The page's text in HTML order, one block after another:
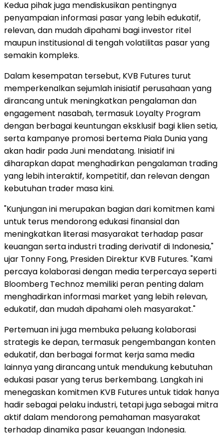
Kedua pihak juga mendiskusikan pentingnya
penyampaian informasi pasar yang lebih edukatif,
relevan, dan mudah dipahami bagi investor ritel
maupun institusional di tengah volatilitas pasar yang
semakin kompleks.
Dalam kesempatan tersebut, KVB Futures turut
memperkenalkan sejumlah inisiatif perusahaan yang
dirancang untuk meningkatkan pengalaman dan
engagement nasabah, termasuk Loyalty Program
dengan berbagai keuntungan eksklusif bagi klien setia,
serta kampanye promosi bertema Piala Dunia yang
akan hadir pada Juni mendatang. Inisiatif ini
diharapkan dapat menghadirkan pengalaman trading
yang lebih interaktif, kompetitif, dan relevan dengan
kebutuhan trader masa kini.
"Kunjungan ini merupakan bagian dari komitmen kami
untuk terus mendorong edukasi finansial dan
meningkatkan literasi masyarakat terhadap pasar
keuangan serta industri trading derivatif di Indonesia,"
ujar Tonny Fong, Presiden Direktur KVB Futures. "Kami
percaya kolaborasi dengan media terpercaya seperti
Bloomberg Technoz memiliki peran penting dalam
menghadirkan informasi market yang lebih relevan,
edukatif, dan mudah dipahami oleh masyarakat."
Pertemuan ini juga membuka peluang kolaborasi
strategis ke depan, termasuk pengembangan konten
edukatif, dan berbagai format kerja sama media
lainnya yang dirancang untuk mendukung kebutuhan
edukasi pasar yang terus berkembang. Langkah ini
menegaskan komitmen KVB Futures untuk tidak hanya
hadir sebagai pelaku industri, tetapi juga sebagai mitra
aktif dalam mendorong pemahaman masyarakat
terhadap dinamika pasar keuangan Indonesia.